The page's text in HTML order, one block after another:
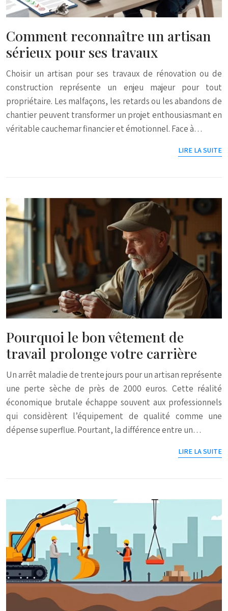
Comment reconnaître un artisan
sérieux pour ses travaux
Choisir un artisan pour ses travaux de rénovation ou de
construction représente un enjeu majeur pour tout
propriétaire. Les malfaçons, les retards ou les abandons de
chantier peuvent transformer un projet enthousiasmant en
véritable cauchemar financier et émotionnel. Face à…
LIRE LA SUITE
Pourquoi le bon vêtement de
travail prolonge votre carrière
Un arrêt maladie de trente jours pour un artisan représente
une perte sèche de près de 2000 euros. Cette réalité
économique brutale échappe souvent aux professionnels
qui considèrent l’équipement de qualité comme une
dépense superflue. Pourtant, la différence entre un…
LIRE LA SUITE